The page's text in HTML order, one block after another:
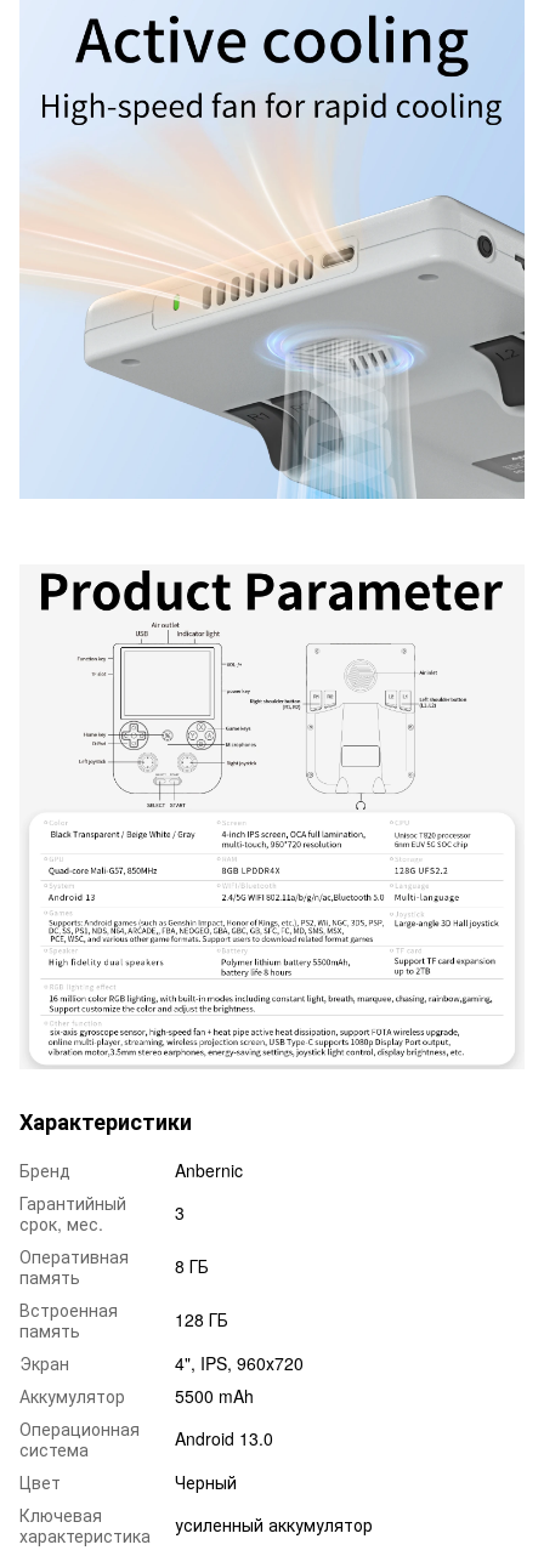
Характеристики
Бренд
Anbernic
Гарантийный
срок, мес.
3
Оперативная
память
8 ГБ
Встроенная
память
128 ГБ
Экран
4", IPS, 960х720
Аккумулятор
5500 mAh
Операционная
система
Android 13.0
Цвет
Черный
Ключевая
характеристика
усиленный аккумулятор